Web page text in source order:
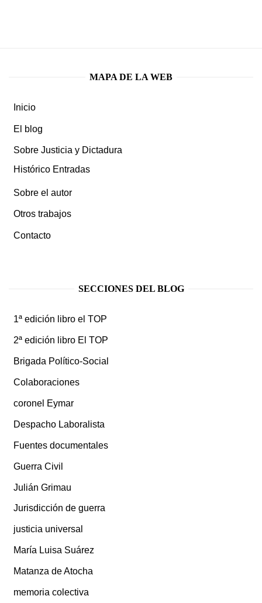
MAPA DE LA WEB
Inicio
El blog
Sobre Justicia y Dictadura
Histórico Entradas
Sobre el autor
Otros trabajos
Contacto
SECCIONES DEL BLOG
1ª edición libro el TOP
2ª edición libro El TOP
Brigada Político-Social
Colaboraciones
coronel Eymar
Despacho Laboralista
Fuentes documentales
Guerra Civil
Julián Grimau
Jurisdicción de guerra
justicia universal
María Luisa Suárez
Matanza de Atocha
memoria colectiva